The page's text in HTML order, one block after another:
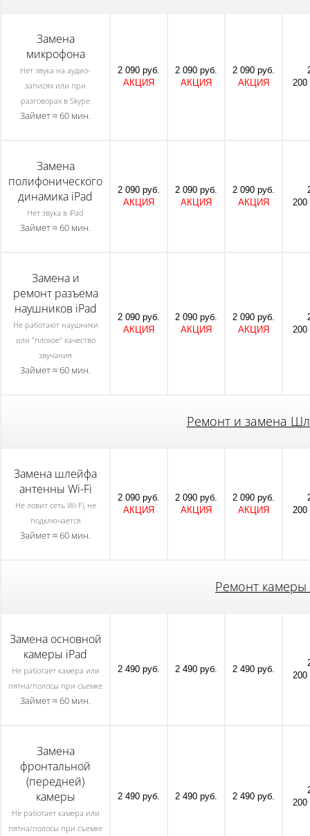
Замена
микрофона
Нет звука на аудио-
записях или при
разговорах в Skype
Займет ≈ 60 мин.
2 090 руб.
АКЦИЯ
2 090 руб.
АКЦИЯ
2 090 руб.
АКЦИЯ
200
Замена
полифонического
динамика iPad
Нет звука в iPad
Займет ≈ 60 мин.
2 090 руб.
АКЦИЯ
2 090 руб.
АКЦИЯ
2 090 руб.
АКЦИЯ
200
Замена и
ремонт разъема
наушников iPad
Не работают наушники
или "плохое" качество
звучания
Займет ≈ 60 мин.
2 090 руб.
АКЦИЯ
2 090 руб.
АКЦИЯ
2 090 руб.
АКЦИЯ
200
Ремонт и замена
Замена шлейфа
антенны Wi-Fi
Не ловит сеть Wi-Fi, не
подключается
Займет ≈ 60 мин.
2 090 руб.
АКЦИЯ
2 090 руб.
АКЦИЯ
2 090 руб.
АКЦИЯ
200
Ремонт
Замена основной
камеры iPad
Не работает камера или
пятна/полосы при съемке
Займет ≈ 60 мин.
2 490 руб. 2 490 руб. 2 490 руб.
200
Замена
фронтальной
(передней)
камеры
Не работает камера или
пятна/полосы при съемке
2 490 руб. 2 490 руб. 2 490 руб.
200